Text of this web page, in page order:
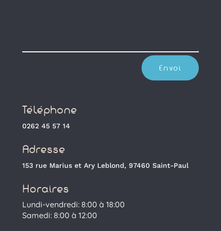
Envoi
Téléphone
0262 45 57 14
Adresse
153 rue Marius et Ary Leblond, 97460 Saint-Paul
Horaires
Lundi-vendredi: 8:00 à 18:00
Samedi: 8:00 à 12:00